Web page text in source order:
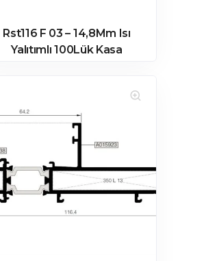
Rst116 F 03 – 14,8Mm Isı
Yalıtımlı 100Lük Kasa